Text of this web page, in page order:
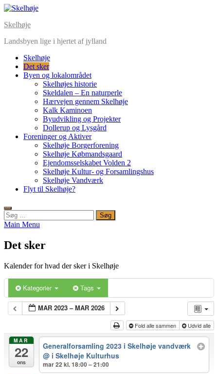
Skip
content
Skelhøje
Landsbyen lige i hjertet af jylland
Skelhøje
Det sker
Byen og lokalområdet
Skelhøjes historie
Skeldalen – En naturperle
Hærvejen gennem Skelhøje
Kalk Kaminoen
Byudvikling og Projekter
Dollerup og Lysgård
Foreninger og Aktiver
Skelhøje Borgerforening
Skelhøje Købmandsgaard
Ejendomsselskabet Volden 2
Skelhøje Kultur- og Forsamlingshus
Skelhøje Vandværk
Flyt til Skelhøje?
Søg
efter:
Main Menu
Det sker
Kalender for hvad der sker i Skelhøje
Kategorier Tags
MAR 2023 – MAR 2026
Fold alle sammen Udvid alle
MAR
22
ons
Generalforsamling 2023 i Skelhøje vandværk
@ i Skelhøje Kulturhus
mar 22 kl. 18:00 – 21:00